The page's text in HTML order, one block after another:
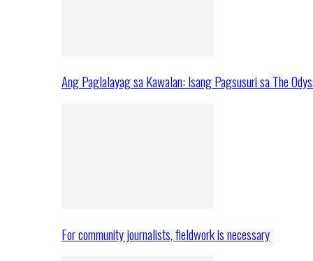
Ang Paglalayag sa Kawalan: Isang Pagsusuri sa The
For community journalists, fieldwork is necessary